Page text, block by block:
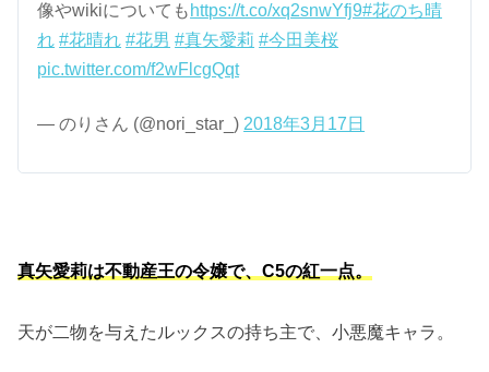
像やwikiについても https://t.co/xq2snwYfj9#花のち晴
れ #花晴れ #花男 #真矢愛莉 #今田美桜
pic.twitter.com/f2wFlcgQqt
— のりさん (@nori_star_) 2018年3月17日
真矢愛莉は不動産王の令嬢で、C5の紅一点。
天が二物を与えたルックスの持ち主で、小悪魔キャラ。